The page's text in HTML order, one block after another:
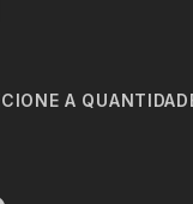
A